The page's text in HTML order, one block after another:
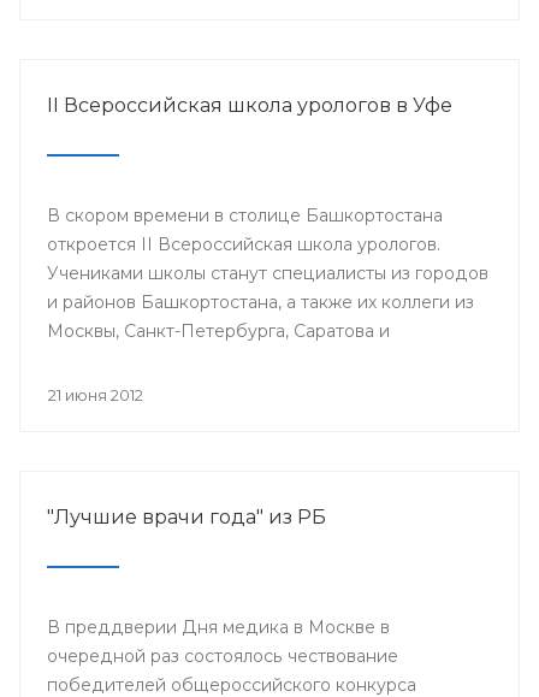
II Всероссийская школа урологов в Уфе
В скором времени в столице Башкортостана
откроется II Всероссийская школа урологов.
Учениками школы станут специалисты из городов
и районов Башкортостана, а также их коллеги из
Москвы, Санкт-Петербурга, Саратова и
21 июня 2012
"Лучшие врачи года" из РБ
В преддверии Дня медика в Москве в
очередной раз состоялось чествование
победителей общероссийского конкурса